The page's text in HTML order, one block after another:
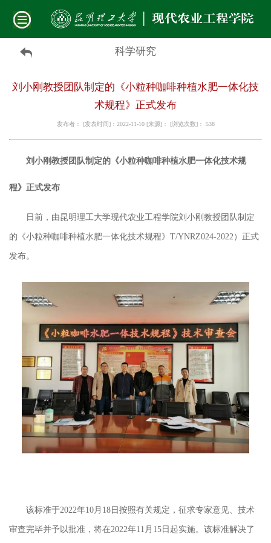
科学研究
刘小刚教授团队制定的《小粒种咖啡种植水肥一体化技
术规程》正式发布
发布者： [发表时间]：2022-11-10 [来源]： [浏览次数]： 538
刘小刚教授团队制定的《小粒种咖啡种植水肥一体化技术规
程》正式发布
日前，由昆明理工大学现代农业工程学院刘小刚教授团队制定
的《小粒种咖啡种植水肥一体化技术规程》 T/YNRZ024-2022）正式
发布。
该标准于2022年10月18日按照有关规定，征求专家意见、技术
审查完毕并予以批准，将在2022年11月15日起实施。该标准解决了